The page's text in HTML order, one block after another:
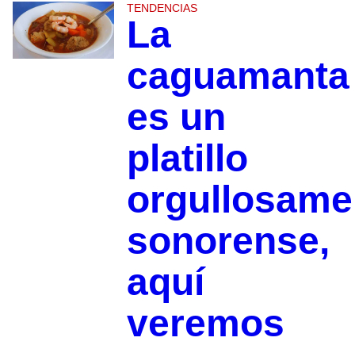
TENDENCIAS
La
caguamanta
es un
platillo
sonorense,
aquí
veremos